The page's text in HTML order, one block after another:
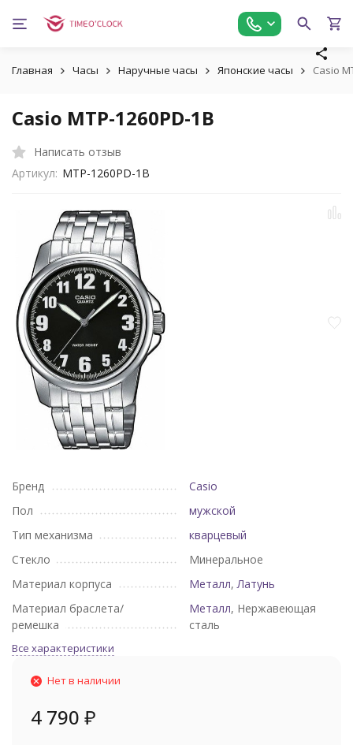
Главная Часы Наручные часы Японские часы Casio
Casio MTP-1260PD-1B
Написать отзыв
Артикул: MTP-1260PD-1B
Бренд
Casio
Пол
мужской
Тип механизма
кварцевый
Стекло
Минеральное
Материал корпуса
Металл,Латунь
Материал браслета/
ремешка
Металл, Нержавеющая
сталь
Все характеристики
Нет в наличии
4 790 ₽